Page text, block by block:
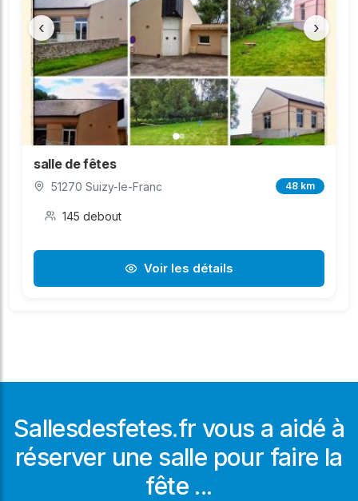
‹ ›
salle de fêtes
51270 Suizy-le-Franc 48 km
145 debout
Voir les détails
Sallesdesfetes.fr vous a aidé à
réserver une salle pour faire la
fête ...